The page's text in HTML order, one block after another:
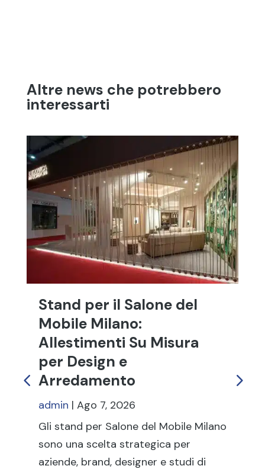
Altre news che potrebbero
interessarti
Stand per il Salone del
Mobile Milano:
Allestimenti Su Misura
per Design e
Arredamento
admin | Ago 7, 2026
Gli stand per Salone del Mobile Milano
sono una scelta strategica per
aziende, brand, designer e studi di